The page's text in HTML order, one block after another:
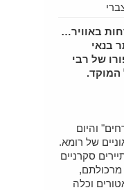
באוויר…
בנאי
של רבי
המוקד.
והיום
של רומא.
סקרניים
מרכולתם,
וכלה